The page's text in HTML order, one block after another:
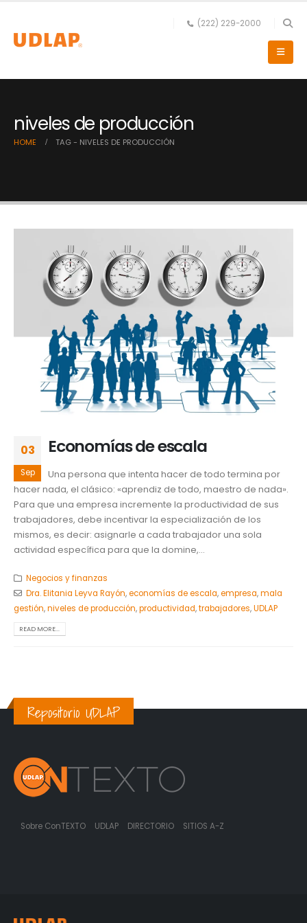
(222) 229-2000
niveles de producción
HOME TAG - NIVELES DE PRODUCCIÓN
03
Sep
Economías de escala
Una persona que intenta hacer de todo termina por
hacer nada, el clásico: «aprendiz de todo, maestro de nada».
Para que una empresa incremente la productividad de sus
trabajadores, debe incentivar la especialización de los
mismos, es decir: asignarle a cada trabajador una sola
actividad específica para que la domine,...
Negocios y finanzas
Dra. Elitania Leyva Rayón,economías de escala,empresa,mala
gestión,niveles de producción,productividad,trabajadores,UDLAP
READ MORE...
Repositorio UDLAP
Sobre ConTEXTO UDLAP DIRECTORIO SITIOS A-Z